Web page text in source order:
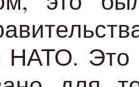
НАТО. Это